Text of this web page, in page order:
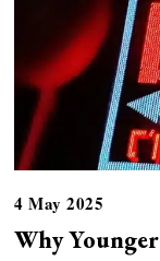
4 May 2025
Why